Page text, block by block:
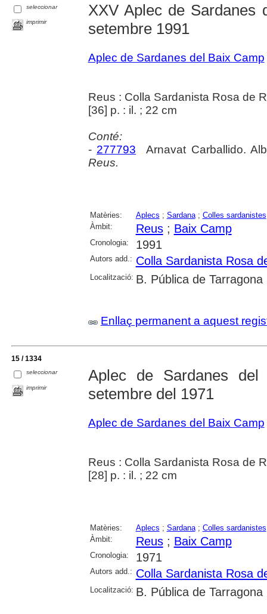
seleccionar
imprimir
XXV Aplec de
setembre 1991
Aplec de Sardanes del Baix Camp
Reus : Colla Sardanista Rosa de
[36] p. : il. ; 22 cm
Conté:
- 277793 Arnavat Carballido.
Reus.
Matèries: Aplecs ; Sardana; Colles sardanistes
Àmbit:
Reus; Baix Camp
Cronologia: 1991
Autors add.: Colla Sardanista Rosa
Localització: B. Pública de Tarragona
Enllaç permanent a aquest
15 / 1334
seleccionar
imprimir
Aplec de Sardanes
setembre del 1971
Aplec de Sardanes del Baix Camp
Reus : Colla Sardanista Rosa de
[28] p. : il. ; 22 cm
Matèries: Aplecs ; Sardana; Colles sardanistes
Àmbit:
Reus; Baix Camp
Cronologia: 1971
Autors add.: Colla Sardanista Rosa
Localització: B. Pública de Tarragona